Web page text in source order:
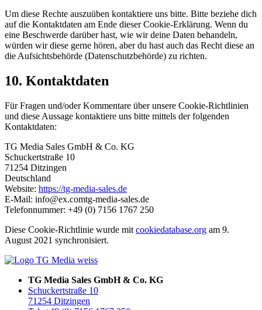
Um diese Rechte auszuüben kontaktiere uns bitte. Bitte beziehe dich
auf die Kontaktdaten am Ende dieser Cookie-Erklärung. Wenn du
eine Beschwerde darüber hast, wie wir deine Daten behandeln,
würden wir diese gerne hören, aber du hast auch das Recht diese an
die Aufsichtsbehörde (Datenschutzbehörde) zu richten.
10. Kontaktdaten
Für Fragen und/oder Kommentare über unsere Cookie-Richtlinien
und diese Aussage kontaktiere uns bitte mittels der folgenden
Kontaktdaten:
TG Media Sales GmbH & Co. KG
Schuckertstraße 10
71254 Ditzingen
Deutschland
Website: https://tg-media-sales.de
E-Mail: info@ex.comtg-media-sales.de
Telefonnummer: +49 (0) 7156 1767 250
Diese Cookie-Richtlinie wurde mit cookiedatabase.org am 9.
August 2021 synchronisiert.
TG Media Sales GmbH & Co. KG
Schuckertstraße 10
71254 Ditzingen